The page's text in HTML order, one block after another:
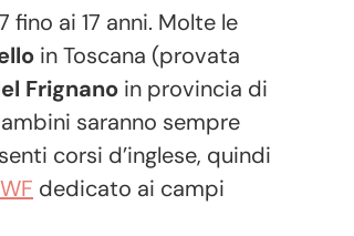
ai 17 anni. Molte le
in Toscana (provata
Frignano in provincia di
saranno sempre
corsi d’inglese, quindi
dedicato ai campi